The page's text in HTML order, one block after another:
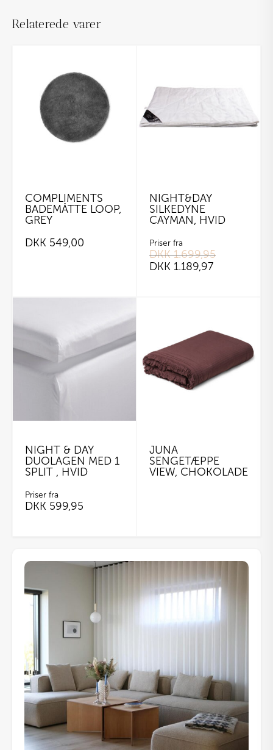
Relaterede varer
COMPLIMENTS
BADEMÅTTE LOOP,
GREY
DKK 549,00
NIGHT&DAY
SILKEDYNE
CAYMAN, HVID
Priser fra
DKK1.699,95
DKK 1.189,97
varianter.
Mulighederne
NIGHT & DAY
DUOLAGEN MED 1
SPLIT , HVID
Priser fra
DKK 599,95
har
varianter.
Mulighederne
vælges
varesiden
JUNA
SENGETÆPPE
VIEW, CHOKOLADE